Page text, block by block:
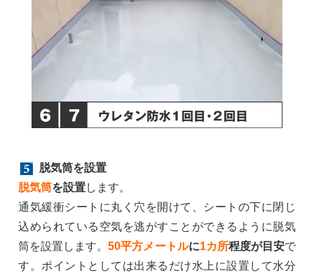
脱気筒を設置
脱気筒を設置します。
通気緩衝シートに丸く穴を開けて、シートの下に閉じ
込められている空気を逃がすことができるように脱気
筒を設置します。50平方メートルに1カ所程度が目安で
す。ポイントとしては出来るだけ水上に設置して水分